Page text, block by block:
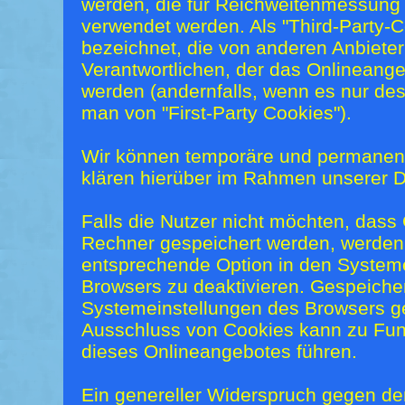
werden, die für
verwendet werden. Als "Third-Party-
bezeichnet, die von anderen
Verantwortlichen, der das
werden (andernfalls, wenn es nur
man von "First-Party Cookies").
Wir können temporäre und
klären hierüber im Rahmen unserer
Falls die Nutzer nicht möchten, dass
Rechner gespeichert werden,
entsprechende Option in den
Browsers zu deaktivieren.
Systemeinstellungen des Browsers
Ausschluss von Cookies kann zu
dieses Onlineangebotes führen.
Ein genereller Widerspruch gegen